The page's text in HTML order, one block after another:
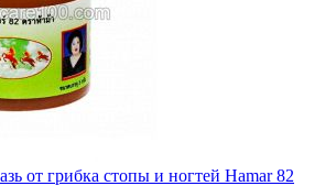
от грибка стопы и ногтей Hamar 82